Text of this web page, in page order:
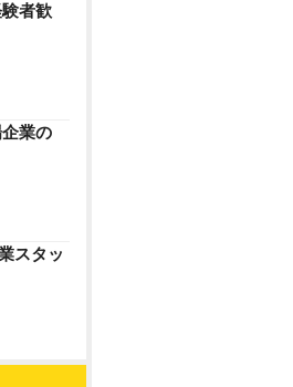
者歓
業の
スタッ